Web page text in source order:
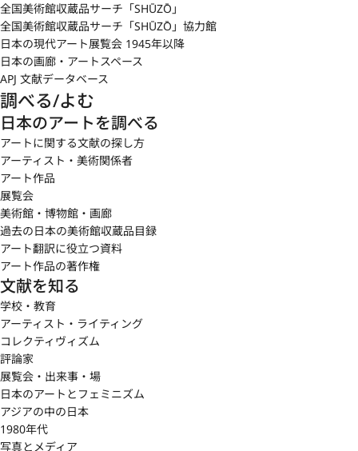
全国美術館収蔵品サーチ「SHŪZŌ」
全国美術館収蔵品サーチ「SHŪZŌ」協力館
日本の現代アート展覧会 1945年以降
日本の画廊・アートスペース
APJ 文献データベース
調べる/よむ
日本のアートを調べる
アートに関する文献の探し方
アーティスト・美術関係者
アート作品
展覧会
美術館・博物館・画廊
過去の日本の美術館収蔵品目録
アート翻訳に役立つ資料
アート作品の著作権
文献を知る
学校・教育
アーティスト・ライティング
コレクティヴィズム
評論家
展覧会・出来事・場
日本のアートとフェミニズム
アジアの中の日本
1980年代
写真とメディア